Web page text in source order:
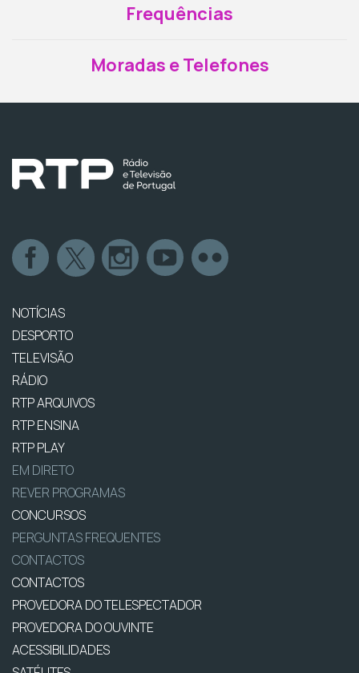
Frequências
Moradas e Telefones
NOTÍCIAS
DESPORTO
TELEVISÃO
RÁDIO
RTP ARQUIVOS
RTP ENSINA
RTP PLAY
EM DIRETO
REVER PROGRAMAS
CONCURSOS
PERGUNTAS FREQUENTES
CONTACTOS
CONTACTOS
PROVEDORA DO TELESPECTADOR
PROVEDORA DO OUVINTE
ACESSIBILIDADES